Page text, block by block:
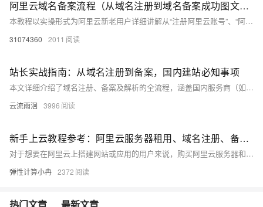
阿里云域名备案流程（从域名注册到域名备案成功图文详解流程）
本教程以实操形式为阿里云新老用户详细讲解从“注册阿里云账号”、“阿里云账号实名”、“租赁阿里云服务器”、“创建阿里云域名模板”、“注册阿里云域名”、“阿里云域名备案”、“域名备案信息查询”、“阿里云域名解析”一整套流程图文详细讲解。
31074360 2011
站长实战指南：从域名注册到备案，国内建站必知事项
本文详细介绍了域名注册、备案及解析的全流程，涵盖国内服务商（如阿里云、腾讯云）的域名选购、实名认证、费用参考及避坑建议。同时解析了域名备案的具体步骤与注意事项，并对比了备案与免备案域名的优劣势。针对不同需求，提供了大陆备案和香港/海外免备案的选择方案。最后提醒政策风险，建议企业优先备案，个人开发者根据业务场景灵活选择，确保网站合法合规运行。
云流雨洄 3996
新手上云教程参考：阿里云服务器租用、域名注册、备案及域名解析流程图文教程
对于想要在阿里云上搭建网站或应用的用户来说，购买阿里云服务器和注册域名，绑定以及备案的流程至关重要。本文将以图文形式为您介绍阿里云服务器购买、域名注册、备案及绑定的全流程，以供参考，帮助用户轻松上手。
弹性计算小冉 2372
热门文章 最新文章